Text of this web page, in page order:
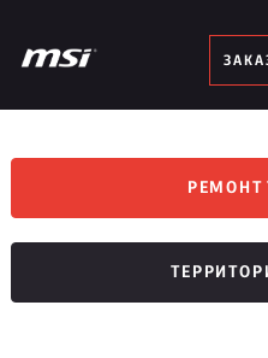
РЕМОНТ